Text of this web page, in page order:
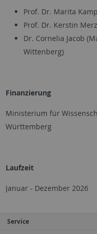
Prof. Dr. Marita
Prof. Dr. Kerstin
Dr. Cornelia Jacob
Wittenberg)
Finanzierung
Ministerium für
Württemberg
Laufzeit
Januar - Dezember 2026
Service